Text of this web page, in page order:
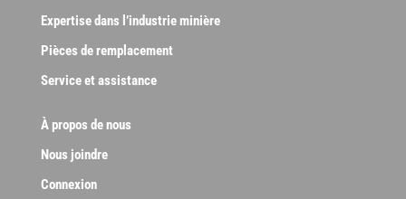
Expertise dans l’industrie minière
Pièces de remplacement
Service et assistance
À propos de nous
Nous joindre
Connexion